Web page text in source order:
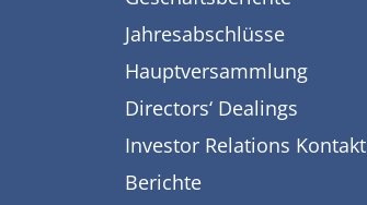
Jahresabschlüsse
Hauptversammlung
Directors‘ Dealings
Investor Relations Kontakt
Berichte